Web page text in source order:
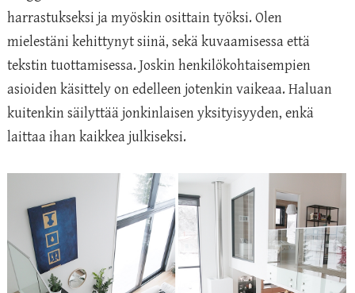
harrastukseksi ja myöskin osittain työksi. Olen
mielestäni kehittynyt siinä, sekä kuvaamisessa että
tekstin tuottamisessa. Joskin henkilökohtaisempien
asioiden käsittely on edelleen jotenkin vaikeaa. Haluan
kuitenkin säilyttää jonkinlaisen yksityisyyden, enkä
laittaa ihan kaikkea julkiseksi.